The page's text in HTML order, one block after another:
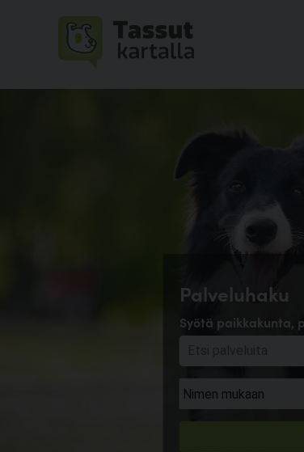
Palveluhaku
Syötä paikkakunta,